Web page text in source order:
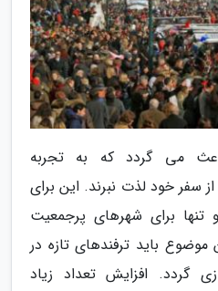
می گردد که به تجربه
سفر خود لذت نبرند. این برای
برای شهرهای پرجمعیت
باید ترفندهای تازه در
گردد. افزایش تعداد زیاد